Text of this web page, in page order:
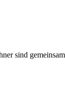
sind